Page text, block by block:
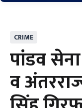
CRIME
पांडव
व